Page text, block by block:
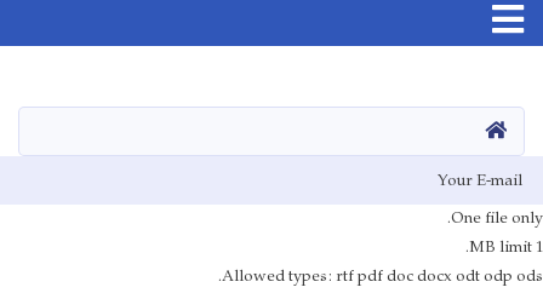
کور
E-mail
File
One file only.
1 MB limit.
Allowed types: rtf pdf doc docx odt odp ods.